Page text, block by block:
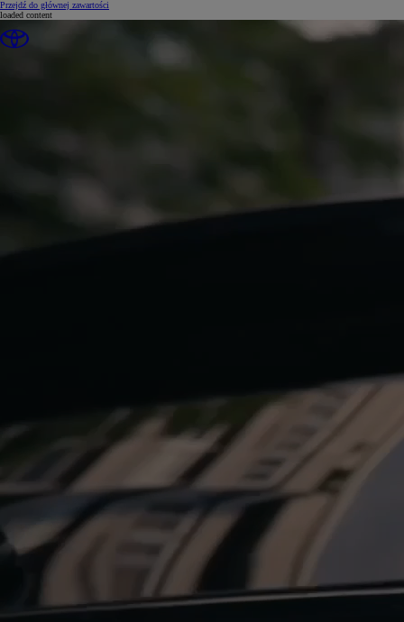
Przejdź do głównej zawartości
loaded content